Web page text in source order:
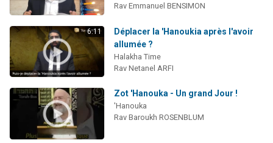
Rav Emmanuel BENSIMON
6:11
Déplacer la 'Hanoukia après l'avoir
allumée ?
Halakha Time
Rav Netanel ARFI
Zot 'Hanouka - Un grand Jour !
'Hanouka
Rav Baroukh ROSENBLUM